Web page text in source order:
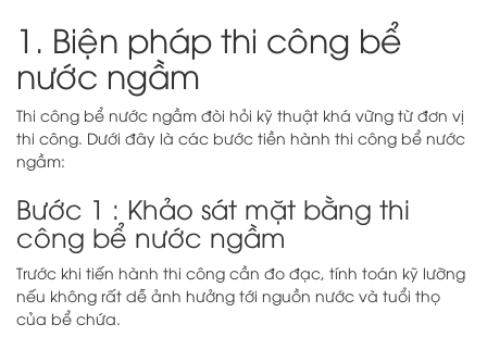
1. Biện pháp thi công bể
nước ngầm
Thi công bể nước ngầm đòi hỏi kỹ thuật khá vững từ đơn vị
thi công. Dưới đây là các bước tiền hành thi công bể nước
ngầm:
Bước 1 : Khảo sát mặt bằng thi
công bể nước ngầm
Trước khi tiến hành thi công cần đo đạc, tính toán kỹ lưỡng
nếu không rất dễ ảnh hưởng tới nguồn nước và tuổi thọ
của bể chứa.